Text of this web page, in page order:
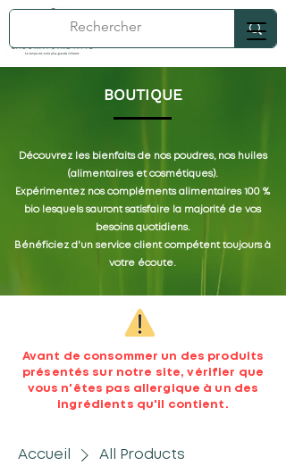
BOUTIQUE
Découvrez les bienfaits de nos poudres, nos huiles
(alimentaires et cosmétiques).
Expérimentez nos compléments alimentaires 100 %
bio lesquels sauront satisfaire la majorité de vos
besoins quotidiens.
Bénéficiez d'un service client compétent toujours à
votre écoute.
Avant de consommer un des produits
présentés sur notre site, vérifier que
vous n'êtes pas allergique à un des
ingrédients qu'il contient.
Accueil All Products